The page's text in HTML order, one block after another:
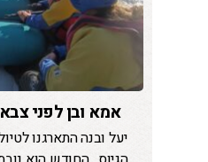
אמא ובן לפני
יעל ובנה התארגנו